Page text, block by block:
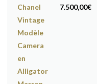
7.500,00€